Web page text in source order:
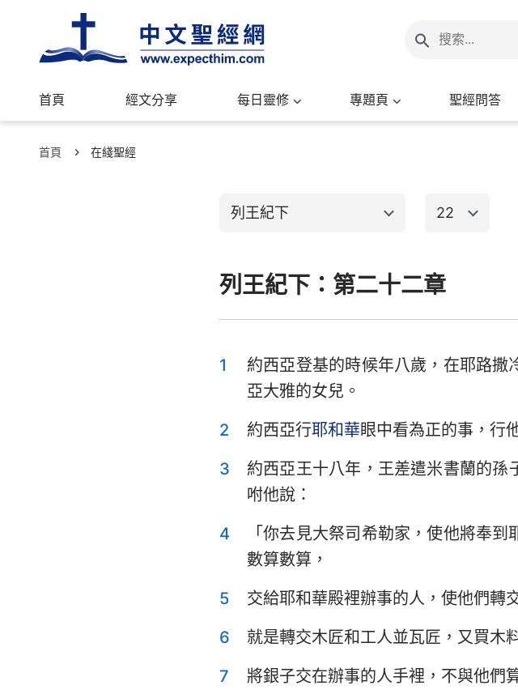
首頁 經文分享 每日靈修 專題頁 聖經問答
首頁 在綫聖經
列王紀下
舊約聖經
利未記 民數記
申命記
士師記 路得記
撒母耳記上 撒母耳記下
列王紀上
歷代志上 歷代志下
詩篇
傳道書 雅歌
22
22
23
列王紀下：第二十二章
1
約西亞登基的時候年八歲，在耶路
亞大雅的女兒。
2
約西亞行耶和華眼中看為正的事，行
3
約西亞王十八年，王差遣米書蘭的
咐他說：
4
「你去見大祭司希勒家，使他將奉
數算數算，
5
交給耶和華殿裡辦事的人，使他們轉
6
就是轉交木匠和工人並瓦匠，又買木
7
將銀子交在辦事的人手裡，不與他們